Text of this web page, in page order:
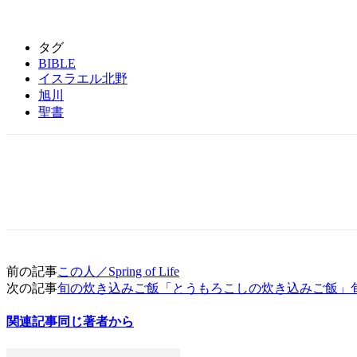
タグ
BIBLE
イスラエル北野
旭川
聖書
前の記事この人／Spring of Life
次の記事旬の炊き込みご飯「とうもろこしの炊き込みご飯」
関連記事同じ著者から